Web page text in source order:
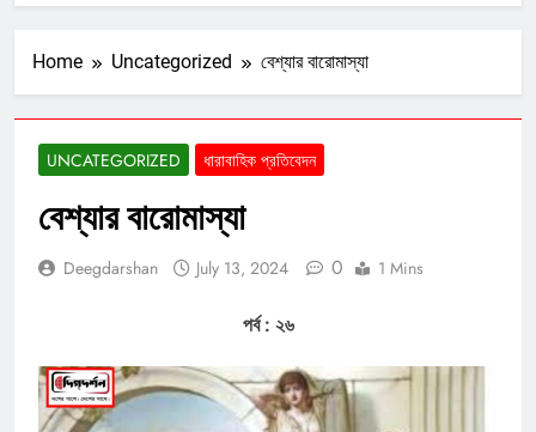
Home Uncategorized বেশ্যার বারোমাস্যা
UNCATEGORIZED ধারাবাহিক প্রতিবেদন
বেশ্যার বারোমাস্যা
Deegdarshan July 13, 2024 0 1 Mins
পর্ব : ২৬